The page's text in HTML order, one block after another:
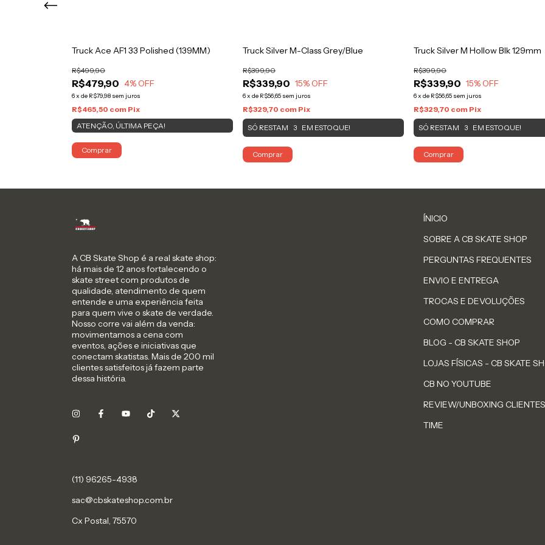
Truck Ace AF1 33 Polished (139MM)
R$479,90
R$499,90
4% OFF
6x de R$79,98 sem juros
R$465,50 com Pix
ATENÇÃO, ÚLTIMA PEÇA!
Comprar
Truck Silver M-Class Grey/Blue
R$339,90
R$399,90
15% OFF
6x de R$56,65 sem juros
R$329,70 com Pix
SÓ RESTAM 3 EM ESTOQUE!
Comprar
Truck Silver M Hollow Blk 129mm
R$339,90
R$399,90
15% OFF
6x de R$56,65 sem juros
R$329,70 com Pix
SÓ RESTAM 3 EM ESTOQUE!
A CB Skate Shop é a real skate shop:
há mais de 12 anos fortalecendo o
skate street com produtos de
qualidade, atendimento de quem
entende e uma experiência feita
para quem vive o skate de verdade.
Nosso corre vai além da venda:
movimentamos a cena com
eventos, ações e iniciativas que
conectam skatistas. Mais de 200 mil
clientes satisfeitos já fazem parte
dessa história.
sac@cbskateshop.com.br
Cx Postal, 75570
ÍNICIO
SOBRE A CB SKATE SHOP
PERGUNTAS FREQUENTES
ENVIO E ENTREGA
TROCAS E DEVOLUÇÕES
COMO COMPRAR
BLOG - CB SKATE SHOP
LOJAS FÍSICAS - CB SKATE
CB NO YOUTUBE
REVIEW/UNBOXING CLIENTES
TIME